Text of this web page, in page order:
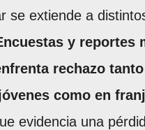
se extiende a
y reportes
rechazo
como en
evidencia una